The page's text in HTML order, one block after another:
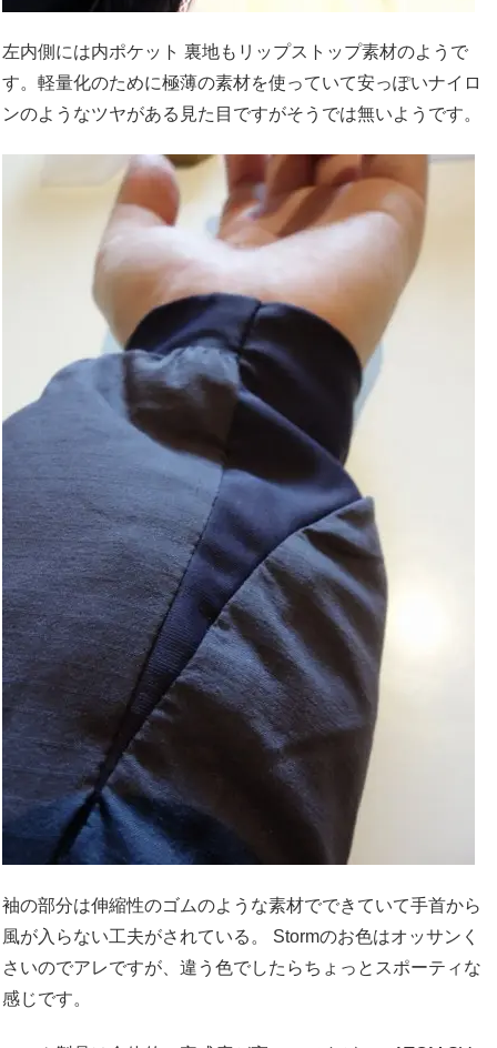
左内側には内ポケット 裏地もリップストップ素材のようで
す。軽量化のために極薄の素材を使っていて安っぽいナイロ
ンのようなツヤがある見た目ですがそうでは無いようです。
袖の部分は伸縮性のゴムのような素材でできていて手首から
風が入らない工夫がされている。 Stormのお色はオッサンく
さいのでアレですが、違う色でしたらちょっとスポーティな
感じです。